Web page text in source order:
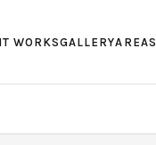
WORKSGALLERYAREAS